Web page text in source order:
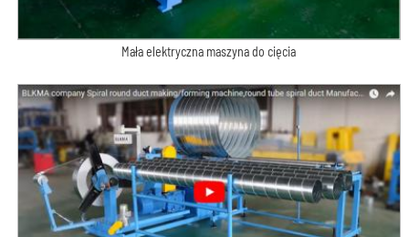
Mała elektryczna maszyna do cięcia